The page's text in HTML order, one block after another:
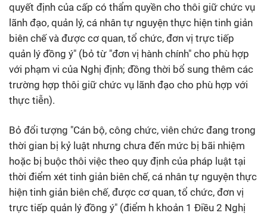
quyết định của cấp có thẩm quyền cho thôi giữ chức vụ
lãnh đạo, quản lý, cá nhân tự nguyện thực hiện tinh giản
biên chế và được cơ quan, tổ chức, đơn vị trực tiếp
quản lý đồng ý" (bỏ từ "đơn vị hành chính" cho phù hợp
với phạm vi của Nghị định; đồng thời bổ sung thêm các
trường hợp thôi giữ chức vụ lãnh đạo cho phù hợp với
thực tiễn).
Bỏ đổi tượng "Cán bộ, công chức, viên chức đang trong
thời gian bị kỷ luật nhưng chưa đến mức bị bãi nhiệm
hoặc bị buộc thôi việc theo quy định của pháp luật tại
thời điểm xét tinh giản biên chế, cá nhân tự nguyện thực
hiện tinh giản biên chế, được cơ quan, tổ chức, đơn vị
trực tiếp quản lý đồng ý" (điểm h khoản 1 Điều 2 Nghị